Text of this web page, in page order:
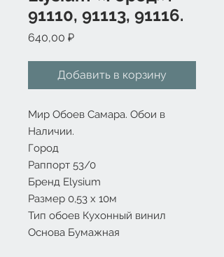
91110, 91113, 91116.
640,00 ₽Цена
Добавить в корзину
Мир Обоев Самара. Обои в
Наличии.
Город
Раппорт 53/0
Бренд Elysium
Размер 0,53 х 10м
Тип обоев Кухонный винил
Основа Бумажная